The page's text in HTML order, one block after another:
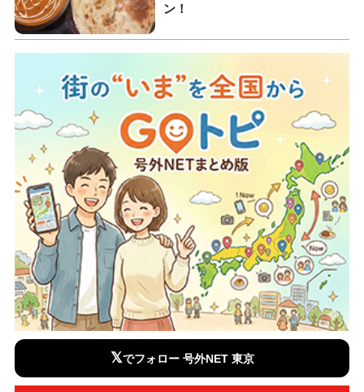
ン！
𝕏でフォロー 号外NET 東京